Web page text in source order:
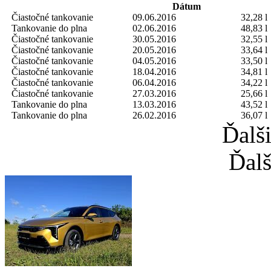
Dátum
Čiastočné tankovanie
09.06.2016
32,28 l
Tankovanie do plna
02.06.2016
48,83 l
Čiastočné tankovanie
30.05.2016
32,55 l
Čiastočné tankovanie
20.05.2016
33,64 l
Čiastočné tankovanie
04.05.2016
33,50 l
Čiastočné tankovanie
18.04.2016
34,81 l
Čiastočné tankovanie
06.04.2016
34,22 l
Čiastočné tankovanie
27.03.2016
25,66 l
Tankovanie do plna
13.03.2016
43,52 l
Tankovanie do plna
26.02.2016 36,07 l